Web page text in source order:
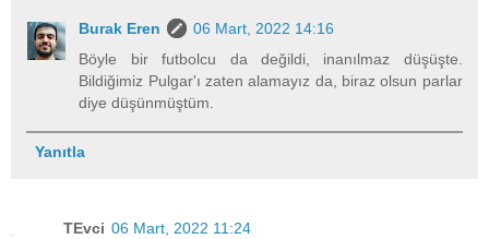
Burak Eren
06 Mart, 2022 14:16
Böyle bir futbolcu da değildi, inanılmaz düşüşte.
Bildiğimiz Pulgar'ı zaten alamayız da, biraz olsun parlar
diye düşünmüştüm.
Yanıtla
TEvci 06 Mart, 2022 11:24